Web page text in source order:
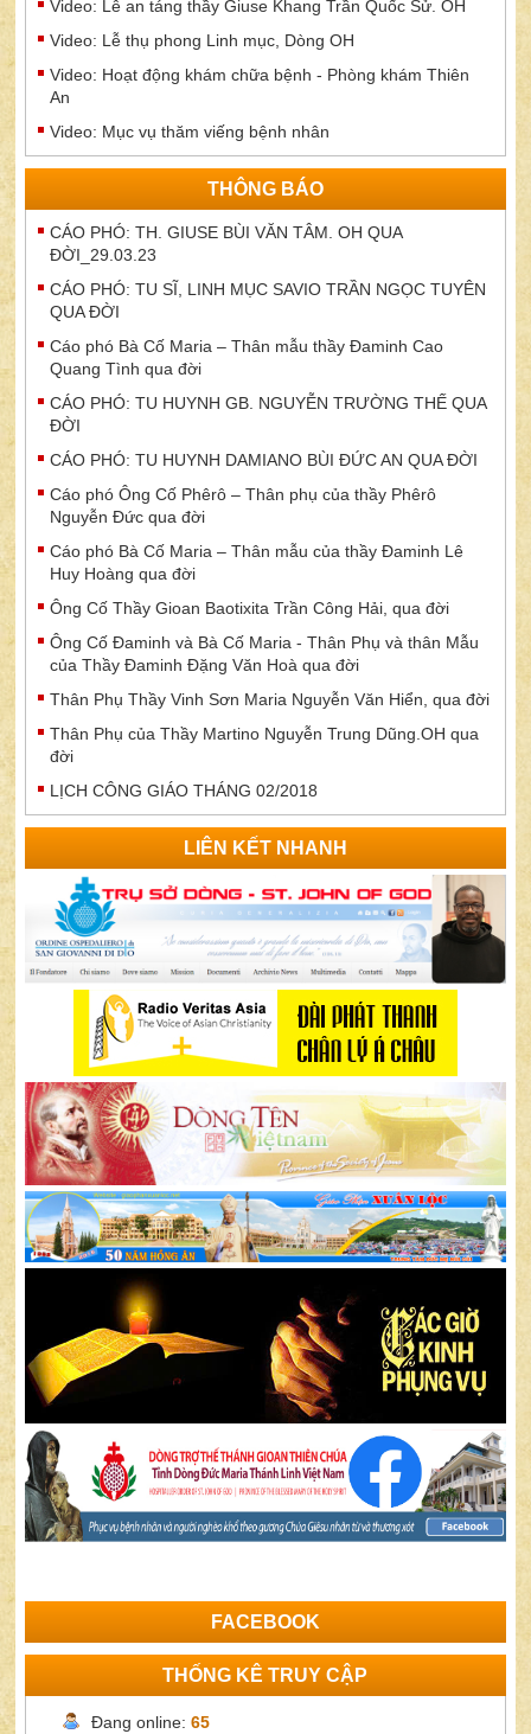
Video: Lễ an táng thầy Giuse Khang Trần Quốc Sử. OH
Video: Lễ thụ phong Linh mục, Dòng OH
Video: Hoạt động khám chữa bệnh - Phòng khám Thiên
An
Video: Mục vụ thăm viếng bệnh nhân
THÔNG BÁO
CÁO PHÓ: TH. GIUSE BÙI VĂN TÂM. OH QUA
ĐỜI_29.03.23
CÁO PHÓ: TU SĨ, LINH MỤC SAVIO TRẦN NGỌC TUYÊN
QUA ĐỜI
Cáo phó Bà Cố Maria – Thân mẫu thầy Đaminh Cao
Quang Tình qua đời
CÁO PHÓ: TU HUYNH GB. NGUYỄN TRƯỜNG THẾ QUA
ĐỜI
CÁO PHÓ: TU HUYNH DAMIANO BÙI ĐỨC AN QUA ĐỜI
Cáo phó Ông Cố Phêrô – Thân phụ của thầy Phêrô
Nguyễn Đức qua đời
Cáo phó Bà Cố Maria – Thân mẫu của thầy Đaminh Lê
Huy Hoàng qua đời
Ông Cố Thầy Gioan Baotixita Trần Công Hải, qua đời
Ông Cố Đaminh và Bà Cố Maria - Thân Phụ và thân Mẫu
của Thầy Đaminh Đặng Văn Hoà qua đời
Thân Phụ Thầy Vinh Sơn Maria Nguyễn Văn Hiển, qua đời
Thân Phụ của Thầy Martino Nguyễn Trung Dũng.OH qua
đời
LỊCH CÔNG GIÁO THÁNG 02/2018
LIÊN KẾT NHANH
FACEBOOK
THỐNG KÊ TRUY CẬP
Đang online:65